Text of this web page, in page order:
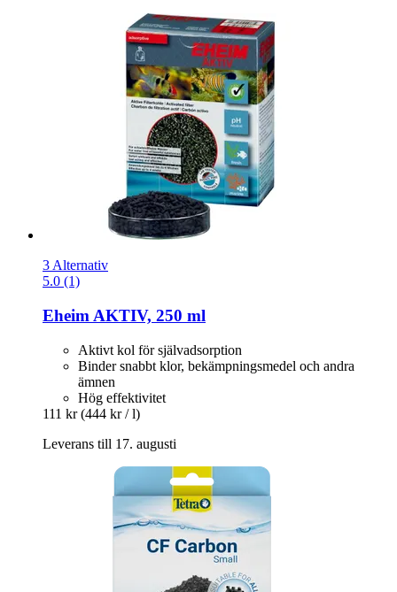
3 Alternativ
5.0 (1)
Eheim AKTIV, 250 ml
Aktivt kol för självadsorption
Binder snabbt klor, bekämpningsmedel och andra
ämnen
Hög effektivitet
111 kr (444 kr / l)
Leverans till 17. augusti